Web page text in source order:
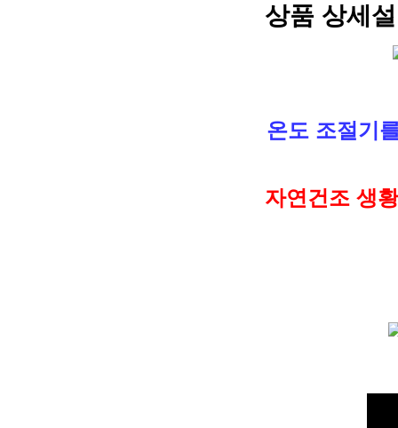
상품 상세
온도 조절기
자연건조 생